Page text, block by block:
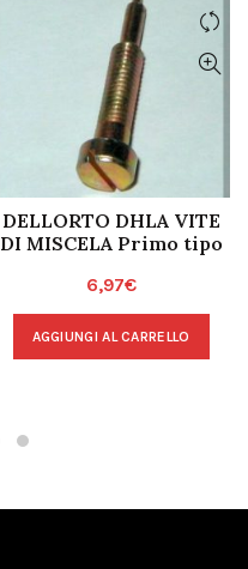
DELLORTO DHLA VITE
DI MISCELA Primo tipo
6,97€
AGGIUNGI AL CARRELLO